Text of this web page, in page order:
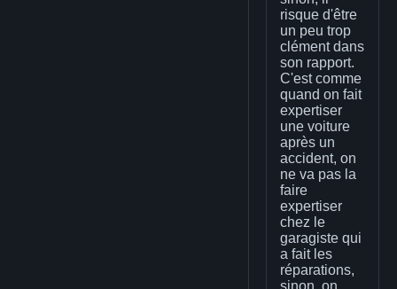
risque d'être
un peu trop
clément dans
son rapport.
C'est comme
quand on fait
expertiser
une voiture
après un
accident, on
ne va pas la
faire
expertiser
chez le
garagiste qui
a fait les
réparations,
sinon, on